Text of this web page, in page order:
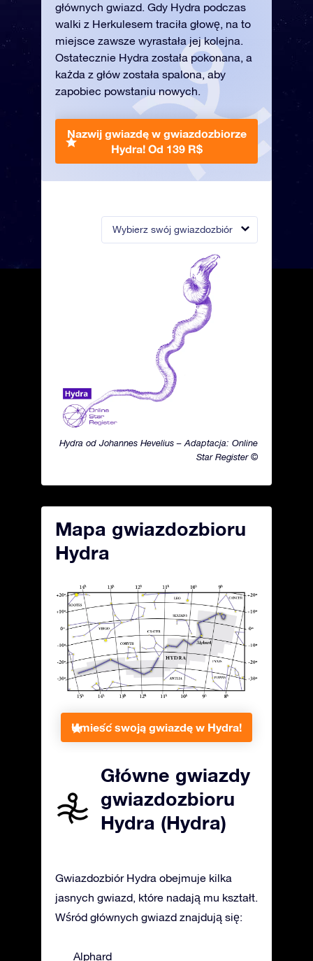
Wybierz swój gwiazdozbiór
Hydra od Johannes Hevelius – Adaptacja: Online
Star Register ©
głównych gwiazd. Gdy Hydra podczas
walki z Herkulesem traciła głowę, na to
miejsce zawsze wyrastała jej kolejna.
Ostatecznie Hydra została pokonana, a
każda z głów została spalona, aby
zapobiec powstaniu nowych.
Nazwij gwiazdę w gwiazdozbiorze
Hydra! Od 139 R$
Mapa gwiazdozbioru
Hydra
Umieść swoją gwiazdę w Hydra!
Główne gwiazdy
gwiazdozbioru
Hydra (Hydra)
Gwiazdozbiór Hydra obejmuje kilka
jasnych gwiazd, które nadają mu kształt.
Wśród głównych gwiazd znajdują się:
Alphard